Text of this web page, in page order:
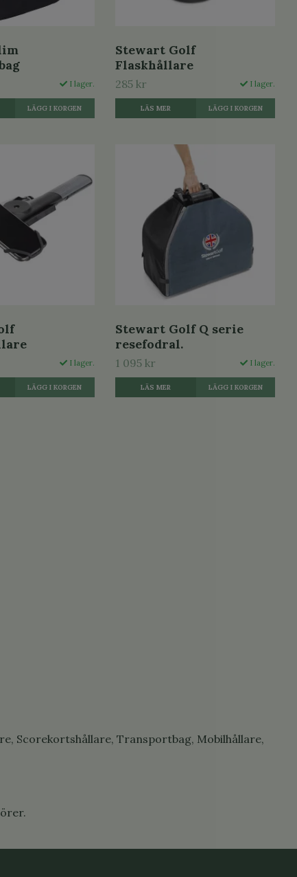
I lager.
Stewart Golf
Flaskhållare
285 kr I lager.
LÄS MER
I lager.
Stewart Golf Q serie
resefodral.
1 095 kr I lager.
LÄS MER
Scorekortshållare, Transportbag, Mobilhållare,